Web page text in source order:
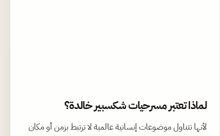
لماذا تعتبر مسرحيات شكسبير خالدة؟
لأنها تتناول موضوعات إنسانية عالمية لا ترتبط بزمن أو مكان